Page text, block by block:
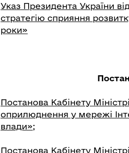
Указ Президента України
стратегію сприяння
роки»
Постанова Кабінету
оприлюднення у мережі
влади»;
Постанова Кабінету